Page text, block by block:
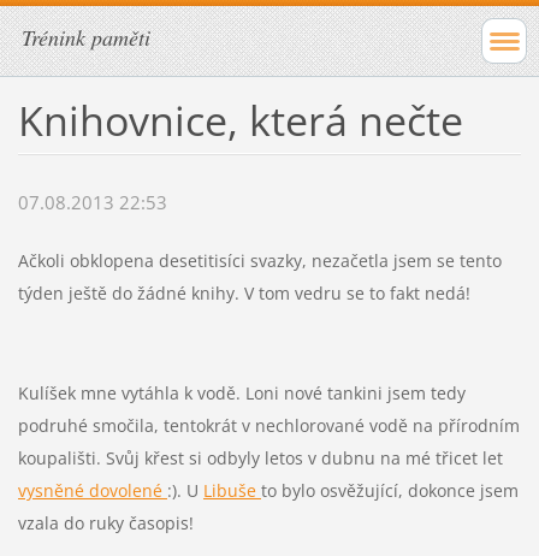
Trénink paměti
Knihovnice, která nečte
07.08.2013 22:53
Ačkoli obklopena desetitisíci svazky, nezačetla jsem se tento
týden ještě do žádné knihy. V tom vedru se to fakt nedá!
Kulíšek mne vytáhla k vodě. Loni nové tankini jsem tedy
podruhé smočila, tentokrát v nechlorované vodě na přírodním
koupališti. Svůj křest si odbyly letos v dubnu na mé třicet let
vysněné dovolené :). U Libuše to bylo osvěžující, dokonce jsem
vzala do ruky časopis!